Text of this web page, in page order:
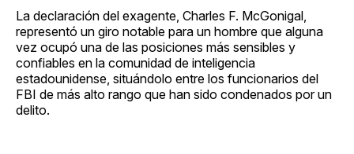
La declaración del exagente, Charles F. McGonigal,
representó un giro notable para un hombre que alguna
vez ocupó una de las posiciones más sensibles y
confiables en la comunidad de inteligencia
estadounidense, situándolo entre los funcionarios del
FBI de más alto rango que han sido condenados por un
delito.